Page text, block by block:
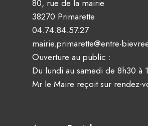
80, rue de la mairie
38270 Primarette
04.74.84.57.27
mairie.primarette@entre-
Ouverture au public :
Du lundi au samedi de 8h30 à
Mr le Maire reçoit sur rendez-